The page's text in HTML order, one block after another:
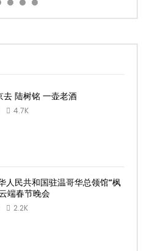
去 陆树铭 一壶老酒
4.7K
人民共和国驻温哥华总领馆“枫
端春节晚会
2.2K